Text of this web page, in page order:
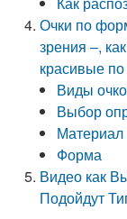
Очки по
зрения –,
красивые
Виды
Выбор
Материал
Форма
Видео как
Подойдут